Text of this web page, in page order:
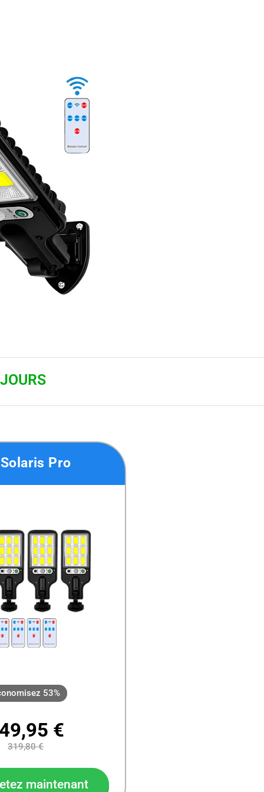
Pro
53%
€
319,80 €
maintenant